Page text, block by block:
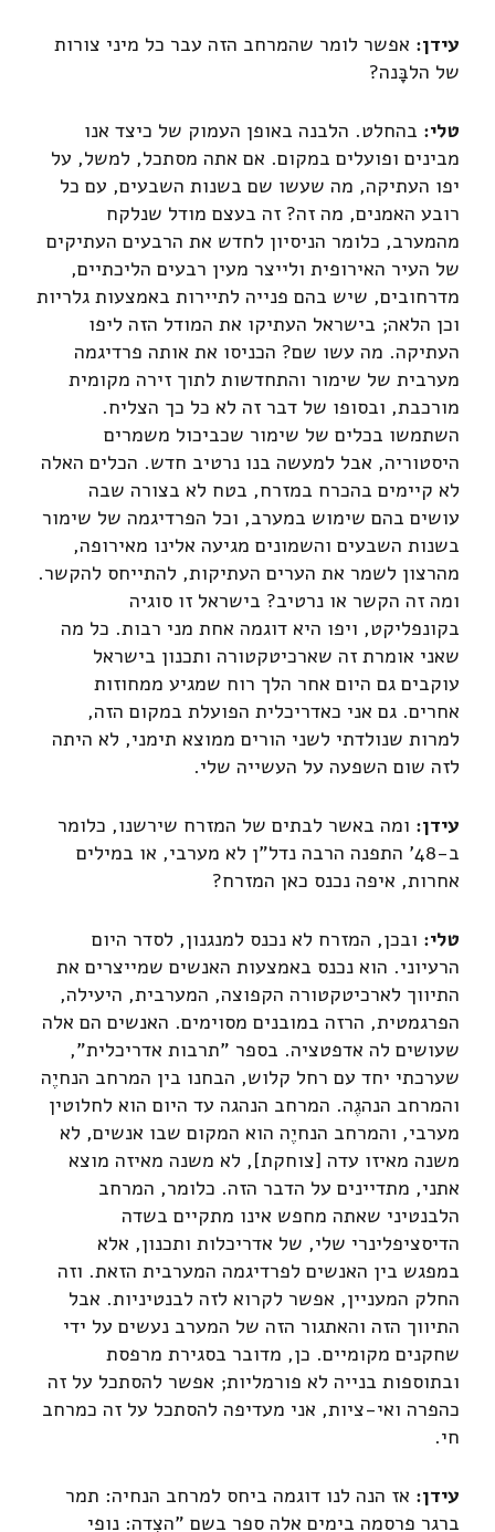
עידן: אפשר לומר שהמרחב הזה עבר כל מיני צורות
של הלבָּנה?
טלי: בהחלט. הלבנה באופן העמוק של כיצד אנו
מבינים ופועלים במקום. אם אתה מסתכל, למשל, על
יפו העתיקה, מה שעשו שם בשנות השבעים, עם כל
רובע האמנים, מה זה? זה בעצם מודל שנלקח
מהמערב, כלומר הניסיון לחדש את הרבעים העתיקים
של העיר האירופית ולייצר מעין רבעים הליכתיים,
מדרחובים, שיש בהם פנייה לתיירות באמצעות גלריות
וכן הלאה; בישראל העתיקו את המודל הזה ליפו
העתיקה. מה עשו שם? הכניסו את אותה פרדיגמה
מערבית של שימור והתחדשות לתוך זירה מקומית
מורכבת, ובסופו של דבר זה לא כל כך הצליח.
השתמשו בכלים של שימור שכביכול משמרים
היסטוריה, אבל למעשה בנו נרטיב חדש. הכלים האלה
לא קיימים בהכרח במזרח, בטח לא בצורה שבה
עושים בהם שימוש במערב, וכל הפרדיגמה של שימור
בשנות השבעים והשמונים מגיעה אלינו מאירופה,
מהרצון לשמר את הערים העתיקות, להתייחס להקשר.
ומה זה הקשר או נרטיב? בישראל זו סוגיה
בקונפליקט, ויפו היא דוגמה אחת מני רבות. כל מה
שאני אומרת זה שארכיטקטורה ותכנון בישראל
עוקבים גם היום אחר הלך רוח שמגיע ממחוזות
אחרים. גם אני כאדריכלית הפועלת במקום הזה,
למרות שנולדתי לשני הורים ממוצא תימני, לא היתה
לזה שום השפעה על העשייה שלי.
עידן: ומה באשר לבתים של המזרח שירשנו, כלומר
ב-48' התפנה הרבה נדל"ן לא מערבי, או במילים
אחרות, איפה נכנס כאן המזרח?
טלי: ובכן, המזרח לא נכנס למנגנון, לסדר היום
הרעיוני. הוא נכנס באמצעות האנשים שמייצרים את
התיווך לארכיטקטורה הקפוצה, המערבית, היעילה,
הפרגמטית, הרזה במובנים מסוימים. האנשים הם אלה
שעושים לה אדפטציה. בספר "תרבות אדריכלית",
שערכתי יחד עם רחל קלוש, הבחנו בין המרחב הנחיֶה
והמרחב הנהגֶה. המרחב הנהגה עד היום הוא לחלוטין
מערבי, והמרחב הנחיֶה הוא המקום שבו אנשים, לא
משנה מאיזו עדה [צוחקת], לא משנה מאיזה מוצא
אתני, מתדיינים על הדבר הזה. כלומר, המרחב
הלבנטיני שאתה מחפש אינו מתקיים בשדה
הדיסציפלינרי שלי, של אדריכלות ותכנון, אלא
במפגש בין האנשים לפרדיגמה המערבית הזאת. וזה
החלק המעניין, אפשר לקרוא לזה לבנטיניות. אבל
התיווך הזה והאתגור הזה של המערב נעשים על ידי
שחקנים מקומיים. כן, מדובר בסגירת מרפסת
ובתוספות בנייה לא פורמליות; אפשר להסתכל על זה
כהפרה ואי-ציות, אני מעדיפה להסתכל על זה כמרחב
חי.
עידן: אז הנה לנו דוגמה ביחס למרחב הנחיה: תמר
ברגר פרסמה בימים אלה ספר בשם "הצִדה: נופי